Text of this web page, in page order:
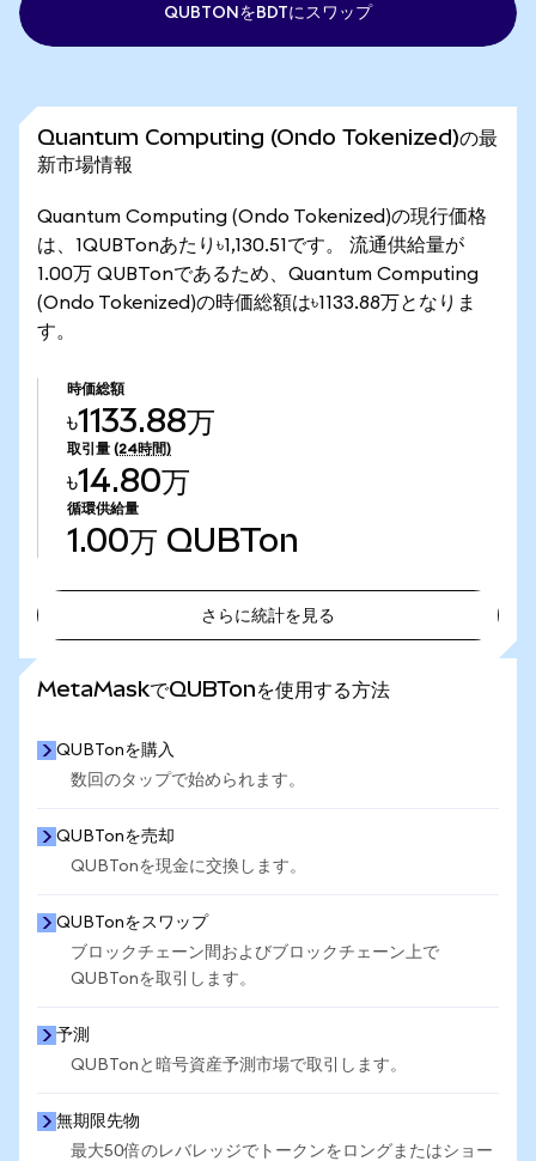
QUBTONをBDTにスワップ
Quantum Computing (Ondo Tokenized)の最
新市場情報
Quantum Computing (Ondo Tokenized)の現行価格
は、1QUBTonあたり৳1,130.51です。 流通供給量が
1.00万 QUBTonであるため、Quantum Computing
(Ondo Tokenized)の時価総額は৳1133.88万となりま
す。
時価総額
৳1133.88万
取引量 (24時間)
৳14.80万
循環供給量
1.00万 QUBTon
さらに統計を見る
MetaMaskでQUBTonを使用する方法
QUBTonを購入
数回のタップで始められます。
QUBTonを売却
QUBTonを現金に交換します。
QUBTonをスワップ
ブロックチェーン間およびブロックチェーン上で
QUBTonを取引します。
予測
QUBTonと暗号資産予測市場で取引します。
無期限先物
最大50倍のレバレッジでトークンをロングまたはショー